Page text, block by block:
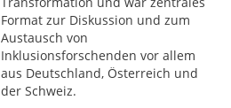
Format zur Diskussion und zum
Austausch von
Inklusionsforschenden vor allem
aus Deutschland, Österreich und
der Schweiz.